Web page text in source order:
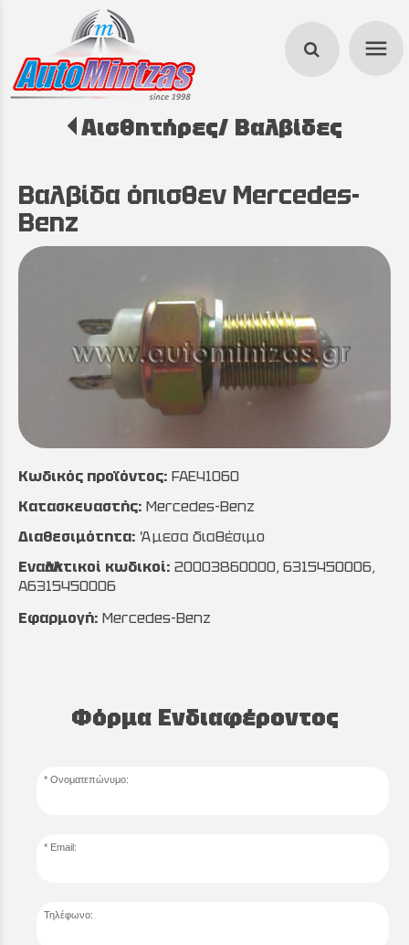
menu
search
Αισθητήρες/ Βαλβίδες
Βαλβίδα όπισθεν Mercedes-
Benz
Κωδικός προϊόντος: FAE41060
Κατασκευαστής: Mercedes-Benz
Διαθεσιμότητα: Άμεσα διαθέσιμο
Εναλλακτικοί κωδικοί: 20003860000, 6315450006,
A6315450006
Εφαρμογή: Mercedes-Benz
Φόρμα Ενδιαφέροντος
Ονοματεπώνυμο:
Email:
Τηλέφωνο: